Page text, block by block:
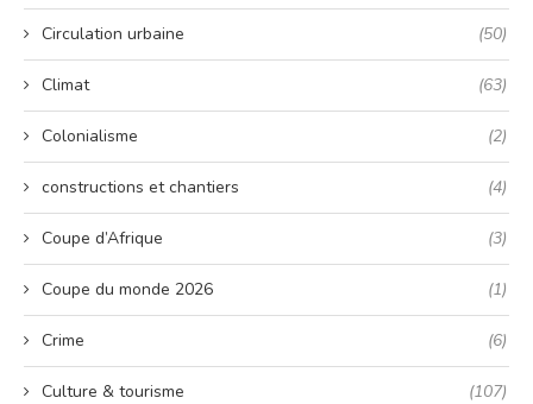
Circulation urbaine (50)
Climat (63)
Colonialisme (2)
constructions et chantiers (4)
Coupe d’Afrique (3)
Coupe du monde 2026 (1)
Crime (6)
Culture & tourisme (107)